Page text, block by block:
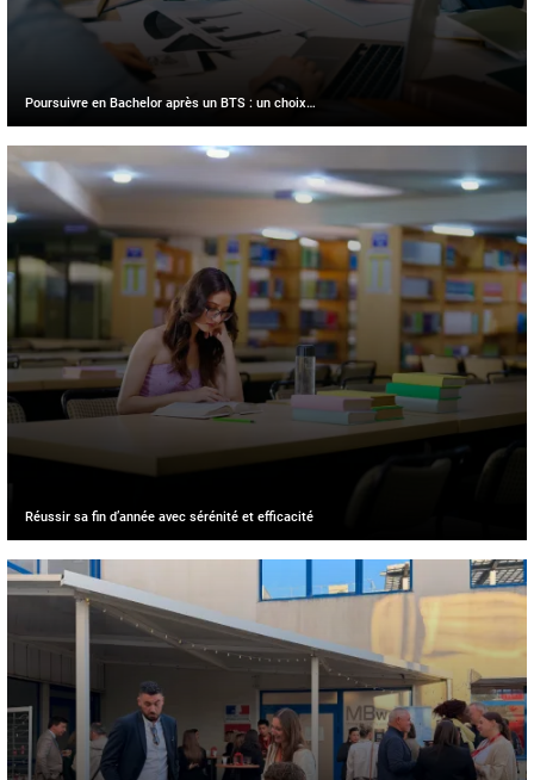
Poursuivre en Bachelor après un BTS : un choix…
Réussir sa fin d’année avec sérénité et efficacité